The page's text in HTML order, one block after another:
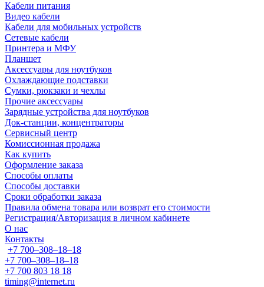
Кабели питания
Видео кабели
Кабели для мобильных устройств
Сетевые кабели
Принтера и МФУ
Планшет
Аксессуары для ноутбуков
Охлаждающие подставки
Сумки, рюкзаки и чехлы
Прочие аксессуары
Зарядные устройства для ноутбуков
Док-станции, концентраторы
Сервисный центр
Комиссионная продажа
Как купить
Оформление заказа
Способы оплаты
Способы доставки
Сроки обработки заказа
Правила обмена товара или возврат его стоимости
Регистрация/Авторизация в личном кабинете
О нас
Контакты
+7 700‒308‒18‒18
+7 700‒308‒18‒18
+7 700 803 18 18
timing@internet.ru